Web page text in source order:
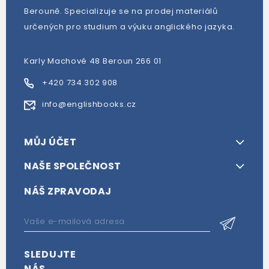
Berouně. Specializuje se na prodej materiálů
určených pro studium a výuku anglického jazyka.
Karly Machové 48 Beroun 266 01
+420 734 302 908
info@englishbooks.cz
MŮJ ÚČET
NAŠE SPOLEČNOST
NÁŠ ZPRAVODAJ
SLEDUJTE